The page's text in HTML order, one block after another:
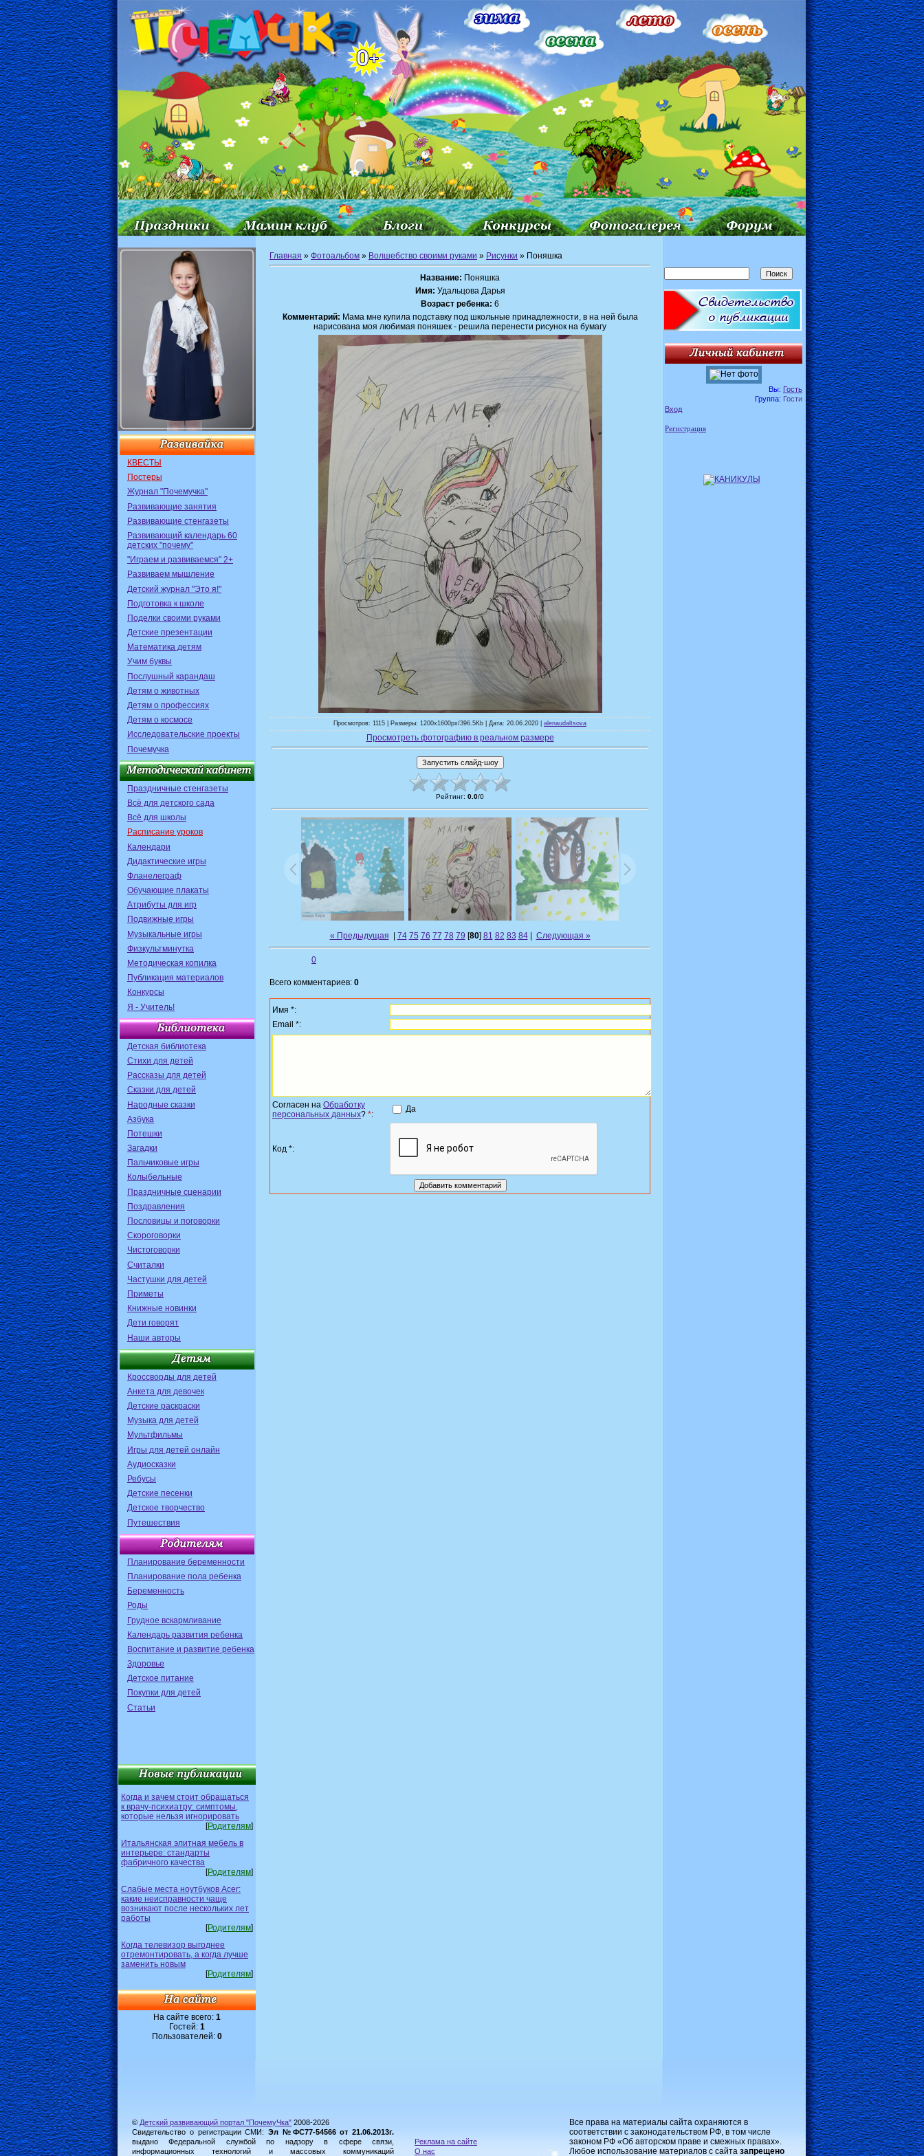
КВЕСТЫ
Постеры
Журнал "Почемучка"
Развивающие занятия
Развивающие стенгазеты
Развивающий календарь 60
детских "почему"
"Играем и развиваемся" 2+
Развиваем мышление
Детский журнал "Это я!"
Подготовка к школе
Поделки своими руками
Детские презентации
Математика детям
Учим буквы
Послушный карандаш
Детям о животных
Детям о профессиях
Детям о космосе
Исследовательские проекты
Почемучка
Праздничные стенгазеты
Всё для детского сада
Всё для школы
Расписание уроков
Календари
Дидактические игры
Фланелеграф
Обучающие плакаты
Атрибуты для игр
Подвижные игры
Музыкальные игры
Физкультминутка
Методическая копилка
Публикация материалов
Конкурсы
Я - Учитель!
Детская библиотека
Стихи для детей
Рассказы для детей
Сказки для детей
Народные сказки
Азбука
Потешки
Загадки
Пальчиковые игры
Колыбельные
Праздничные сценарии
Поздравления
Пословицы и поговорки
Скороговорки
Чистоговорки
Считалки
Частушки для детей
Приметы
Книжные новинки
Дети говорят
Наши авторы
Кроссворды для детей
Анкета для девочек
Детские раскраски
Музыка для детей
Мультфильмы
Игры для детей онлайн
Аудиосказки
Ребусы
Детские песенки
Детское творчество
Путешествия
Планирование беременности
Планирование пола ребенка
Беременность
Роды
Грудное вскармливание
Календарь развития ребенка
Воспитание и развитие ребенка
Здоровье
Детское питание
Покупки для детей
Статьи
Когда и зачем стоит обращаться
к врачу-психиатру: симптомы,
которые нельзя игнорировать
[Родителям]
Итальянская элитная мебель в
интерьере: стандарты
фабричного качества
[Родителям]
Слабые места ноутбуков Acer:
какие неисправности чаще
возникают после нескольких лет
работы
[Родителям]
Когда телевизор выгоднее
отремонтировать, а когда лучше
заменить новым
[Родителям]
На сайте всего: 1
Гостей: 1
Пользователей: 0
Главная » Фотоальбом » Волшебство своими руками » Рисунки » Поняшка
Название: Поняшка
Имя: Удальцова Дарья
Возраст ребенка: 6
Комментарий: Мама мне купила подставку под школьные принадлежности, в на ней была
нарисована моя любимая поняшек - решила перенести рисунок на бумагу
Просмотров: 1115 | Размеры: 1200x1600px/396.5Kb | Дата: 20.06.2020 | alenaudaltsova
Просмотреть фотографию в реальном размере
Рейтинг: 0.0/0
« Предыдущая 74 75 76 77 78 79 [80] 81 82 83 84| Следующая »
0
Всего комментариев: 0
Имя *:
Email *:
Согласен на Обработку
персональных данных? *:
Да
Код *:
Вы: Гость
Группа: Гости
Вход
Регистрация
© Детский развивающий портал "ПочемуЧка" 2008-2026
Свидетельство о регистрации СМИ: Эл №ФС77-54566 от 21.06.2013г.
выдано Федеральной службой по надзору в сфере связи,
информационных технологий и массовых коммуникаций
Реклама на сайте
О нас
Все права на материалы сайта охраняются в
соответствии с законодательством РФ, в том числе
законом РФ «Об авторском праве и смежных правах».
Любое использование материалов с сайта запрещено